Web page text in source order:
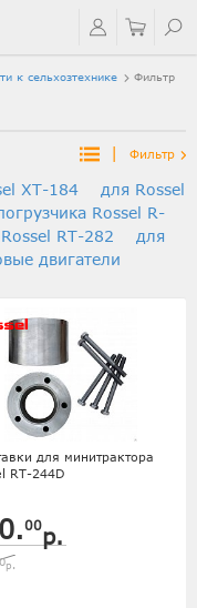
к сельхозтехнике Фильтр
| Фильтр
XT-184
для Rossel
Rossel R-
RT-282
для
двигатели
для минитрактора
RT-244D
00р.
р.